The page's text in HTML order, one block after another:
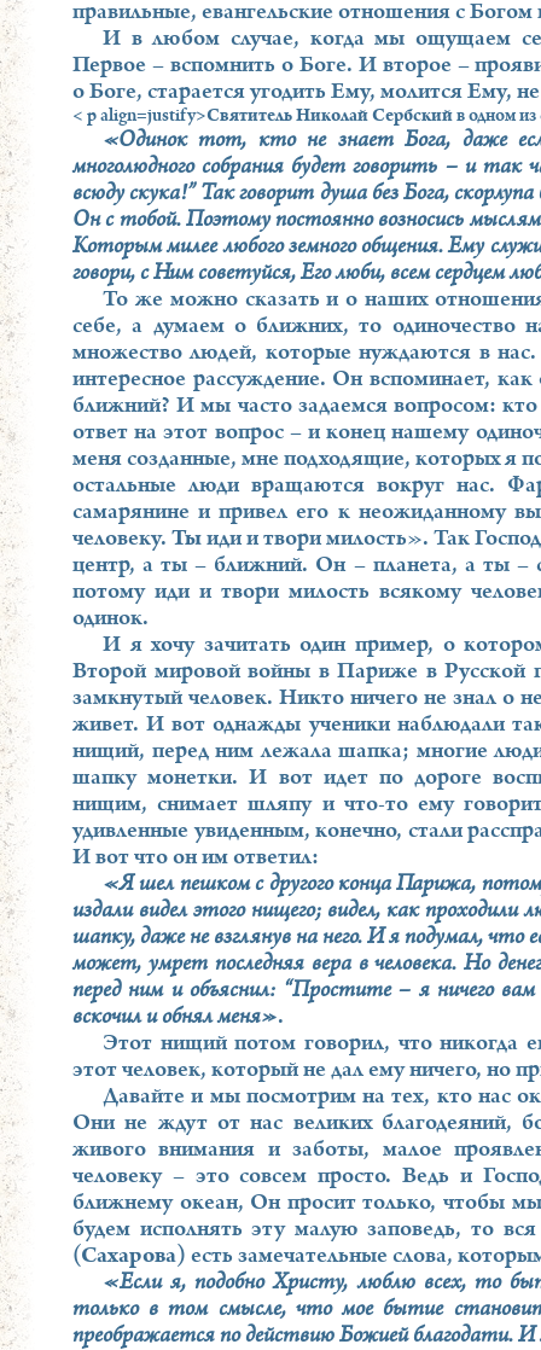
правильные, евангельские отношения с
И в любом случае, когда мы ощущаем
Первое – вспомнить о Боге. И второе –
о Боге, старается угодить Ему, молится Ему,
< p align=justify>Святитель Николай Сербскийв одном
«Одинок тот, кто не знает Бога, даже
многолюдного собрания будет говорить – и так
всюду скука!” Так говорит душа без Бога,
Он с тобой. Поэтому постоянно возносись
Которым милее любого земного общения. Ему
говори, с Ним советуйся, Его люби, всем сердцем
То же можно сказать и о наших
себе, а думаем о ближних, то одиночество
множество людей, которые нуждаются в
интересное рассуждение. Он вспоминает,
ближний? И мы часто задаемся вопросом:
ответ на этот вопрос – и конец нашему
меня созданные, мне подходящие, которых я
остальные люди вращаются вокруг нас.
самарянине и привел его к неожиданному
человеку. Ты иди и твори милость». Так
центр, а ты – ближний. Он – планета, а ты –
потому иди и твори милость всякому
одинок.
И я хочу зачитать один пример, о
Второй мировой войны в Париже в Русской
замкнутый человек. Никто ничего не знал о
живет. И вот однажды ученики наблюдали
нищий, перед ним лежала шапка; многие
шапку монетки. И вот идет по дороге
нищим, снимает шляпу и что-то ему
удивленные увиденным, конечно, стали
И вот что он им ответил:
«Я шел пешком с другого конца Парижа,
издали видел этого нищего; видел, как
шапку, даже не взглянув на него. И я подумал, что
может, умрет последняя вера в человека. Но
перед ним и объяснил: “Простите – я ничего
вскочил и обнял меня».
Этот нищий потом говорил, что никогда
этот человек, который не дал ему ничего, но
Давайте и мы посмотрим на тех, кто нас
Они не ждут от нас великих благодеяний,
живого внимания и заботы, малое
человеку – это совсем просто. Ведь и
ближнему океан, Он просит только, чтобы
будем исполнять эту малую заповедь, то
(Сахарова) есть замечательные слова,
«Если я, подобно Христу, люблю всех, то
только в том смысле, что мое бытие
преображается по действию Божией благодати. И